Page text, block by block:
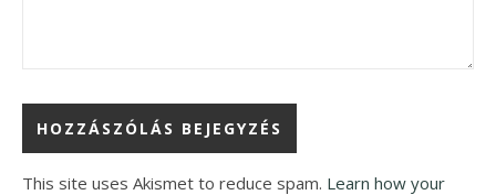
This site uses Akismet to reduce spam. Learn how your